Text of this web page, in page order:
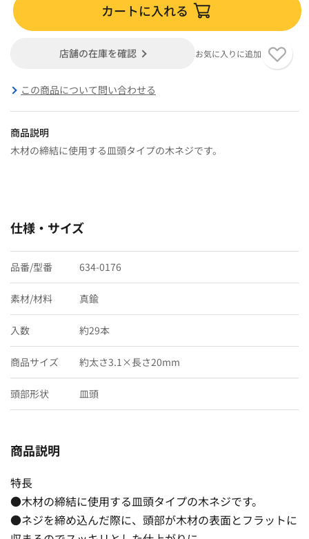
カートに入れる
店舗の在庫を確認 お気に入りに追加
この商品について問い合わせる
商品説明
木材の締結に使用する皿頭タイプの木ネジです。
仕様・サイズ
品番/型番 634-0176
素材/材料 真鍮
入数 約29本
商品サイズ 約太さ3.1×長さ20mm
頭部形状 皿頭
商品説明
特長
●木材の締結に使用する皿頭タイプの木ネジです。
●ネジを締め込んだ際に、頭部が木材の表面とフラットに